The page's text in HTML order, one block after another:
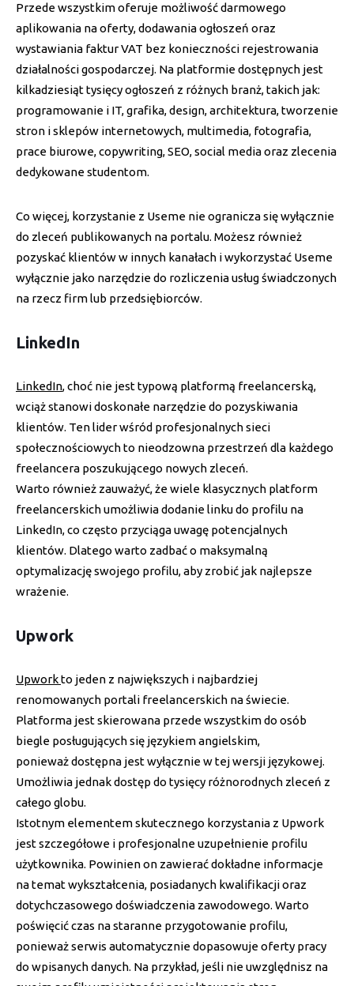
Przede wszystkim oferuje możliwość darmowego
aplikowania na oferty, dodawania ogłoszeń oraz
wystawiania faktur VAT bez konieczności rejestrowania
działalności gospodarczej. Na platformie dostępnych jest
kilkadziesiąt tysięcy ogłoszeń z różnych branż, takich jak:
programowanie i IT, grafika, design, architektura, tworzenie
stron i sklepów internetowych, multimedia, fotografia,
prace biurowe, copywriting, SEO, social media oraz zlecenia
dedykowane studentom.
Co więcej, korzystanie z Useme nie ogranicza się wyłącznie
do zleceń publikowanych na portalu. Możesz również
pozyskać klientów w innych kanałach i wykorzystać Useme
wyłącznie jako narzędzie do rozliczenia usług świadczonych
na rzecz firm lub przedsiębiorców.
LinkedIn
LinkedIn, choć nie jest typową platformą freelancerską,
wciąż stanowi doskonałe narzędzie do pozyskiwania
klientów. Ten lider wśród profesjonalnych sieci
społecznościowych to nieodzowna przestrzeń dla każdego
freelancera poszukującego nowych zleceń.
Warto również zauważyć, że wiele klasycznych platform
freelancerskich umożliwia dodanie linku do profilu na
LinkedIn, co często przyciąga uwagę potencjalnych
klientów. Dlatego warto zadbać o maksymalną
optymalizację swojego profilu, aby zrobić jak najlepsze
wrażenie.
Upwork
Upworkto jeden z największych i najbardziej
renomowanych portali freelancerskich na świecie.
Platforma jest skierowana przede wszystkim do osób
biegle posługujących się językiem angielskim,
ponieważ dostępna jest wyłącznie w tej wersji językowej.
Umożliwia jednak dostęp do tysięcy różnorodnych zleceń z
całego globu.
Istotnym elementem skutecznego korzystania z Upwork
jest szczegółowe i profesjonalne uzupełnienie profilu
użytkownika. Powinien on zawierać dokładne informacje
na temat wykształcenia, posiadanych kwalifikacji oraz
dotychczasowego doświadczenia zawodowego. Warto
poświęcić czas na staranne przygotowanie profilu,
ponieważ serwis automatycznie dopasowuje oferty pracy
do wpisanych danych. Na przykład, jeśli nie uwzględnisz na